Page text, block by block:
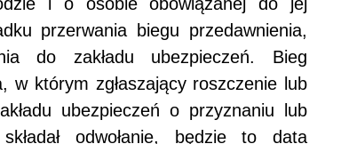
przerwania biegu przedawnienia,
do zakładu ubezpieczeń. Bieg
w którym zgłaszający roszczenie lub
ubezpieczeń o przyznaniu lub
odwołanie, będzie to data